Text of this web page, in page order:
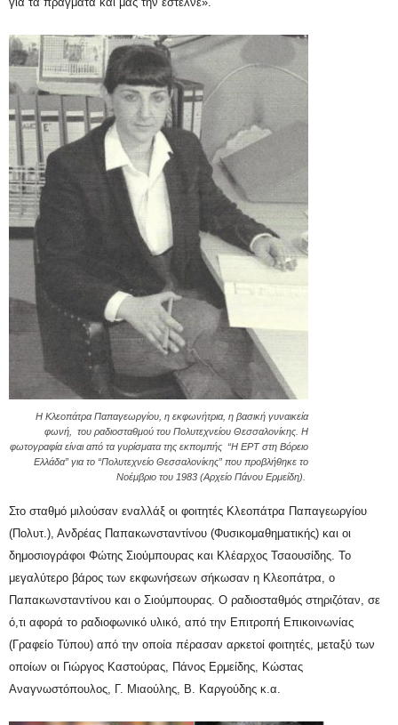
Η Κλεοπάτρα Παπαγεωργίου, η εκφωνήτρια, η βασική γυναικεία
φωνή, του ραδιοσταθμού του Πολυτεχνείου Θεσσαλονίκης. Η
φωτογραφία είναι από τα γυρίσματα της εκπομπής “Η ΕΡΤ στη Βόρειο
Ελλάδα” για το “Πολυτεχνείο Θεσσαλονίκης” που προβλήθηκε το
Νοέμβριο του 1983 (Αρχείο Πάνου Ερμείδη).
Στο σταθμό μιλούσαν εναλλάξ οι φοιτητές Κλεοπάτρα Παπαγεωργίου
(Πολυτ.), Ανδρέας Παπακωνσταντίνου (Φυσικομαθηματικής) και οι
δημοσιογράφοι Φώτης Σιούμπουρας και Κλέαρχος Τσαουσίδης. Το
μεγαλύτερο βάρος των εκφωνήσεων σήκωσαν η Κλεοπάτρα, ο
Παπακωνσταντίνου και ο Σιούμπουρας. Ο ραδιοσταθμός στηριζόταν, σε
ό,τι αφορά το ραδιοφωνικό υλικό, από την Επιτροπή Επικοινωνίας
(Γραφείο Τύπου) από την οποία πέρασαν αρκετοί φοιτητές, μεταξύ των
οποίων οι Γιώργος Καστούρας, Πάνος Ερμείδης, Κώστας
Αναγνωστόπουλος, Γ. Μιαούλης, Β. Καργούδης κ.α.